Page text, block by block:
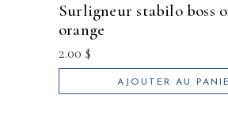
surligneur stabilo boss original
orange
2.00 $
AJOUTER AU